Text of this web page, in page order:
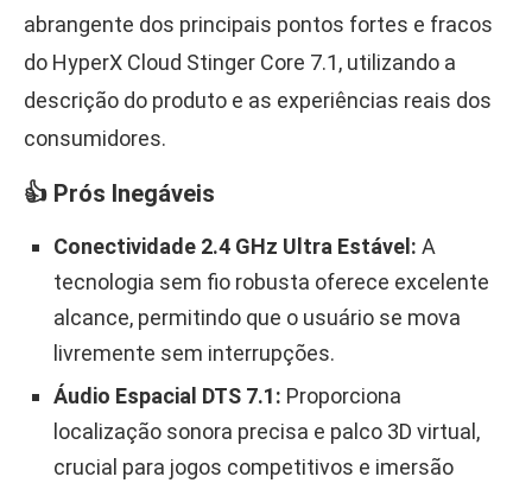
abrangente dos principais pontos fortes e fracos
do HyperX Cloud Stinger Core 7.1, utilizando a
descrição do produto e as experiências reais dos
consumidores.
👍 Prós Inegáveis
Conectividade 2.4 GHz Ultra Estável: A
tecnologia sem fio robusta oferece excelente
alcance, permitindo que o usuário se mova
livremente sem interrupções.
Áudio Espacial DTS 7.1: Proporciona
localização sonora precisa e palco 3D virtual,
crucial para jogos competitivos e imersão